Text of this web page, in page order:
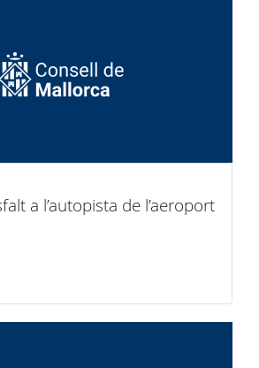
a l’autopista de l’aeroport